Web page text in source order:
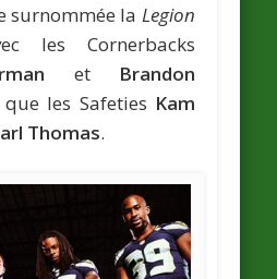
surnommée la Legion
les Cornerbacks
etBrandon
les Safeties Kam
Thomas.